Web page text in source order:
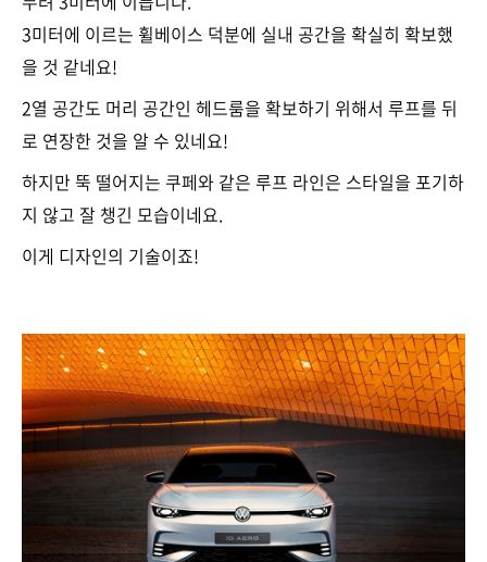
3미터에 이르는 휠베이스 덕분에 실내 공간을 확실히 확보했
을 것 같네요!
2열 공간도 머리 공간인 헤드룸을 확보하기 위해서 루프를 뒤
로 연장한 것을 알 수 있네요!
하지만 뚝 떨어지는 쿠페와 같은 루프 라인은 스타일을 포기하
지 않고 잘 챙긴 모습이네요.
이게 디자인의 기술이죠!